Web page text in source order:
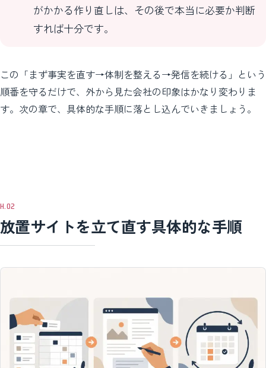
がかかる作り直しは、その後で本当に必要か判断
すれば十分です。
この「まず事実を直す→体制を整える→発信を続ける」という
順番を守るだけで、外から見た会社の印象はかなり変わりま
す。次の章で、具体的な手順に落とし込んでいきましょう。
放置サイトを立て直す具体的な手順